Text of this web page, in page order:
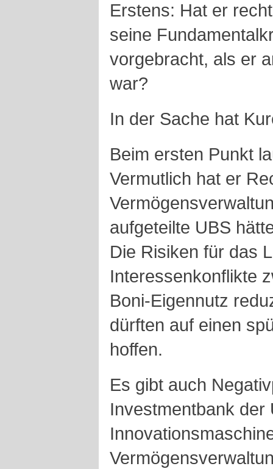
Erstens: Hat er
seine
vorgebracht, als er
war?
In der Sache hat
Beim ersten Punkt
Vermutlich hat er
aufgeteilte UBS
Die Risiken für das
Interessenkonflikte
Boni-Eigennutz
dürften auf einen
hoffen.
Es gibt auch
Investmentbank der